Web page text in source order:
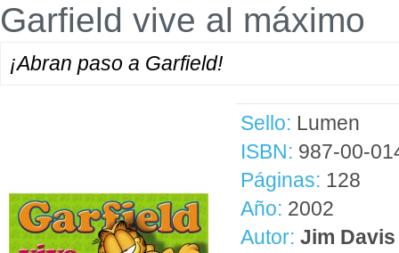
Garfield vive al máximo
¡Abran paso a Garfield!
Sello: Lumen
ISBN: 987-00-
Páginas: 128
Año: 2002
Autor: Jim Davis